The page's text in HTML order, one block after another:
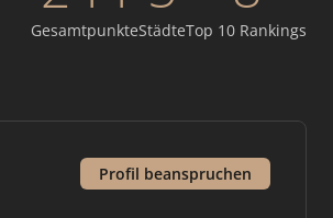
GesamtpunkteStädteTop 10 Rankings
Profil beanspruchen